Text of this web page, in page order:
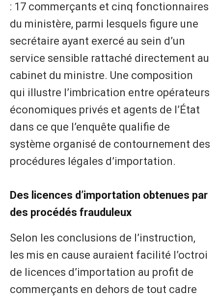
: 17 commerçants et cinq fonctionnaires
du ministère, parmi lesquels figure une
secrétaire ayant exercé au sein d’un
service sensible rattaché directement au
cabinet du ministre. Une composition
qui illustre l’imbrication entre opérateurs
économiques privés et agents de l’État
dans ce que l’enquête qualifie de
système organisé de contournement des
procédures légales d’importation.
Des licences d’importation obtenues par
des procédés frauduleux
Selon les conclusions de l’instruction,
les mis en cause auraient facilité l’octroi
de licences d’importation au profit de
commerçants en dehors de tout cadre